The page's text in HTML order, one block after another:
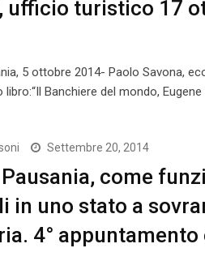
ufficio turistico 17
5 ottobre 2014- Paolo Savona,
Banchiere del mondo,
Settembre 20, 2014
come
in uno stato a
4°